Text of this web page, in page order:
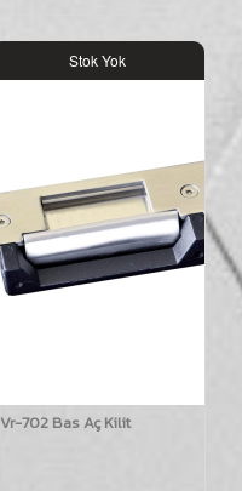
Stok Yok
Vr-702 Bas Aç Kilit